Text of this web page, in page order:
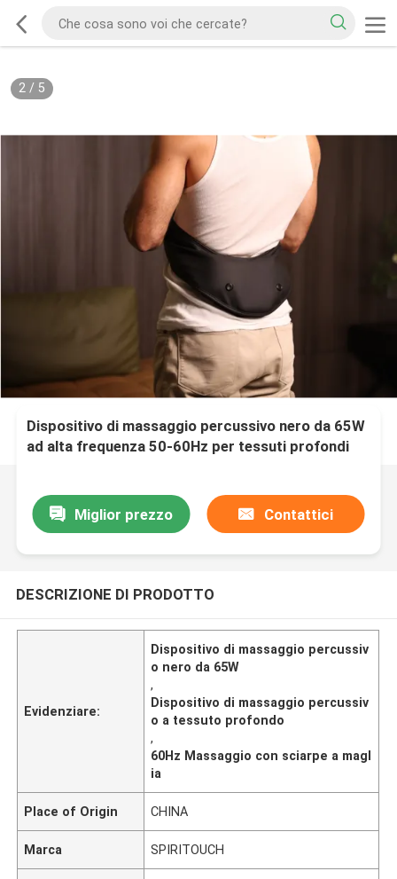
2/ 5
Dispositivo di massaggio percussivo nero da 65W
ad alta frequenza 50-60Hz per tessuti profondi
Miglior prezzo Contattici
DESCRIZIONE DI PRODOTTO
Evidenziare:
Dispositivo di massaggio percussiv
o nero da 65W
,
Dispositivo di massaggio percussiv
o a tessuto profondo
,
60Hz Massaggio con sciarpe a magl
ia
Place of Origin CHINA
Marca SPIRITOUCH